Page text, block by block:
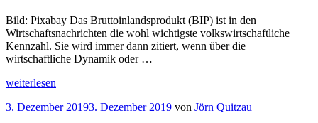
Bild: Pixabay Das Bruttoinlandsprodukt (BIP) ist in den
Wirtschaftsnachrichten die wohl wichtigste volkswirtschaftliche
Kennzahl. Sie wird immer dann zitiert, wenn über die
wirtschaftliche Dynamik oder …
„Gastbeitrag
das
weiterlesen
Veröffentlicht
3. Dezember 20193. Dezember 2019 von Jörn Quitzau